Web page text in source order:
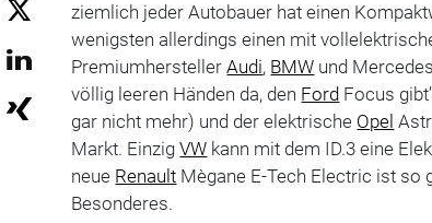
ziemlich jeder Autobauer hat einen
wenigsten allerdings einen mit
PremiumherstellerAudi, BMW und
völlig leeren Händen da, den Ford Focus
gar nicht mehr) und der elektrische Opel
Markt. EinzigVW kann mit dem ID.3 eine
neue Renault Mègane E-Tech Electric ist so
Besonderes.